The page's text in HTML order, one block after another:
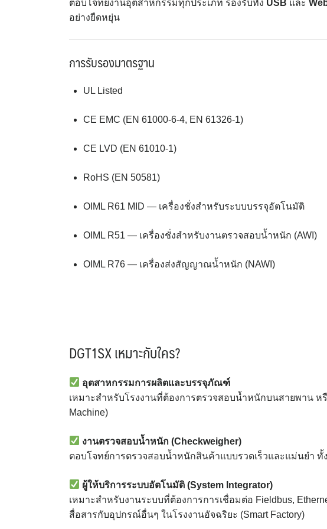
ตอบโจทย์งานอุตสาหกรรมทุกประเภท รองรับทั้ง USB และ
อย่างยืดหยุ่น
การรับรองมาตรฐาน
UL Listed
CE EMC (EN 61000-6-4, EN 61326-1)
CE LVD (EN 61010-1)
RoHS (EN 50581)
OIML R61 MID — เครื่องชั่งสำหรับระบบบรรจุอัตโนมัติ
OIML R51 — เครื่องชั่งสำหรับงานตรวจสอบน้ำหนัก (AWI)
OIML R76 — เครื่องส่งสัญญาณน้ำหนัก (NAWI)
DGT1SX เหมาะกับใคร?
อุตสาหกรรมการผลิตและบรรจุภัณฑ์
เหมาะสำหรับโรงงานที่ต้องการตรวจสอบน้ำหนักบนสายพาน ห
Machine)
งานตรวจสอบน้ำหนัก (Checkweigher)
ตอบโจทย์การตรวจสอบน้ำหนักสินค้าแบบรวดเร็วและแม่นยำ
ผู้ให้บริการระบบอัตโนมัติ (System Integrator)
เหมาะสำหรับงานระบบที่ต้องการการเชื่อมต่อ Fieldbus,
สื่อสารกับอุปกรณ์อื่นๆ ในโรงงานอัจฉริยะ (Smart Factory)